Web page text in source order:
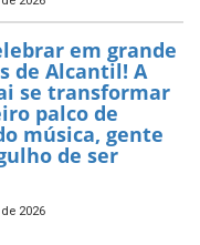
em grande
de Alcantil! A
se transformar
palco de
música, gente
de ser
2026